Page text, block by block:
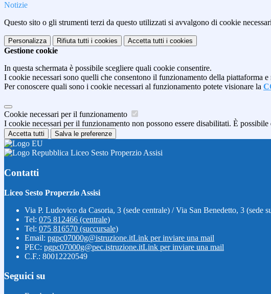
Notizie
Questo sito o gli strumenti terzi da questo utilizzati si avvalgono di cookie
Personalizza Rifiuta tutti i cookies Accetta tutti i cookies
Gestione cookie
In questa schermata è possibile scegliere quali cookie consentire.
I cookie necessari sono quelli che consentono il funzionamento della piattaforma
Per conoscere quali sono i cookie necessari al funzionamento potete visionare la
Cookie necessari per il funzionamento
I cookie necessari per il funzionamento non possono essere disabilitati. È
Accetta tutti Salva le preferenze
Liceo Sesto Properzio Assisi
Contatti
Liceo Sesto Properzio Assisi
Via P. Ludovico da Casoria, 3 (sede centrale) / Via San Benedetto, 3 (sede
Tel: 075 812466 (centrale)
Tel: 075 816570 (succursale)
Email: pgpc07000g@istruzione.itLink per inviare una mail
PEC: pgpc07000g@pec.istruzione.itLink per inviare una mail
C.F.: 80012220549
Seguici su